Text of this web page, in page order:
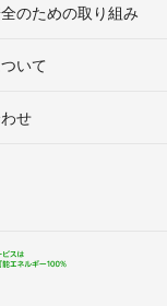
のための取り組み
いて
せ